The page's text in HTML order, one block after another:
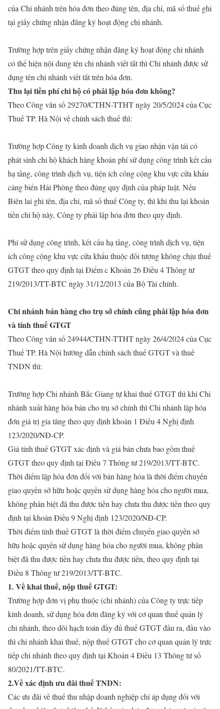
của Chi nhánh trên hóa đơn theo đúng tên, địa chỉ, mã số thuế ghi
tại giấy chứng nhận đăng ký hoạt động chi nhánh.
Trường hợp trên giấy chứng nhận đăng ký hoạt động chi nhánh
có thể hiện nội dung tên chi nhánh viết tắt thì Chi nhánh được sử
dụng tên chi nhánh viết tắt trên hóa đơn.
Thu lại tiền phí chi hộ có phải lập hóa đơn không?
Theo Công văn số 29270/CTHN-TTHT ngày 20/5/2024 của Cục
Thuế TP. Hà Nội về chính sách thuế thì:
Trường hợp Công ty kinh doanh dịch vụ giao nhận vận tải có
phát sinh chi hộ khách hàng khoản phí sử dụng công trình kết cấu
hạ tầng, công trình dịch vụ, tiện ích công cộng khu vực cửa khẩu
cảng biển Hải Phòng theo đúng quy định của pháp luật. Nếu
Biên lai ghi tên, địa chỉ, mã số thuế Công ty, thì khi thu lại khoản
tiền chi hộ này, Công ty phải lập hóa đơn theo quy định.
Phí sử dụng công trình, kết cấu hạ tầng, công trình dịch vụ, tiện
ích công cộng khu vực cửa khẩu thuộc đối tượng không chịu thuế
GTGT theo quy định tại Điểm c Khoản 26 Điều 4 Thông tư
219/2013/TT-BTC ngày 31/12/2013 của Bộ Tài chính.
Chi nhánh bán hàng cho trụ sở chính cũng phải lập hóa đơn
và tính thuế GTGT
Theo Công văn số 24944/CTHN-TTHT ngày 26/4/2024 của Cục
Thuế TP. Hà Nội hướng dẫn chính sách thuế GTGT và thuế
TNDN thì:
Trường hợp Chi nhánh Bắc Giang tự khai thuế GTGT thì khi Chi
nhánh xuất hàng hóa bán cho trụ sở chính thì Chi nhánh lập hóa
đơn giá trị gia tăng theo quy định khoản 1 Điều 4 Nghị định
123/2020/NĐ-CP.
Giá tính thuế GTGT xác định và giá bán chưa bao gồm thuế
GTGT theo quy định tại Điều 7 Thông tư 219/2013/TT-BTC.
Thời điểm lập hóa đơn đối với bán hàng hóa là thời điểm chuyển
giao quyền sở hữu hoặc quyền sử dụng hàng hóa cho người mua,
không phân biệt đã thu được tiền hay chưa thu được tiền theo quy
định tại khoản Điều 9 Nghị định 123/2020/NĐ-CP.
Thời điểm tính thuế GTGT là thời điểm chuyển giao quyền sở
hữu hoặc quyền sử dụng hàng hóa cho người mua, không phân
biệt đã thu được tiền hay chưa thu được tiền, theo quy định tại
Điều 8 Thông tư 219/2013/TT-BTC.
1. Về khai thuế, nộp thuế GTGT:
Trường hợp đơn vị phụ thuộc (chi nhánh) của Công ty trực tiếp
kinh doanh, sử dụng hóa đơn đăng ký với cơ quan thuế quản lý
chi nhánh, theo dõi hạch toán đầy đủ thuế GTGT đầu ra, đầu vào
thì chi nhánh khai thuế, nộp thuế GTGT cho cơ quan quản lý trực
tiếp chi nhánh theo quy định tại Khoản 4 Điều 13 Thông tư số
80/2021/TT-BTC.
2.Về xác định ưu đãi thuế TNDN:
Các ưu đãi về thuế thu nhập doanh nghiệp chỉ áp dụng đối với